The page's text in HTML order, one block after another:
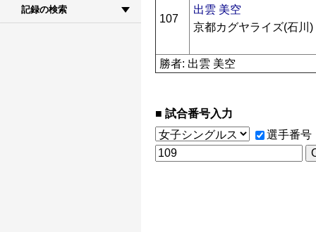
記録の検索
107
出雲 美空
京都カグヤライズ(石川)
勝者: 出雲 美空
試合番号入力
選手番号